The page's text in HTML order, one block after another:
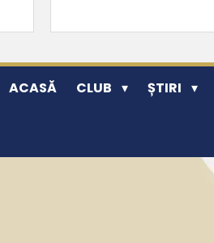
ACASĂ CLUB ȘTIRI